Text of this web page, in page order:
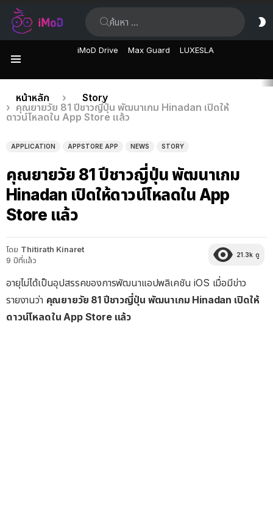
iMoD Drive Max Guard LUXESLA
เรื่อง
ล่าสุด
คุณอยู่ที่นี่:
หน้าหลัก
Story
คุณยายวัย 81 ปีชาวญี่ปุ่น พัฒนาเกม Hinadan เปิดให้
ดาวน์โหลดใน App Store แล้ว
APPLICATION APPSTORE APP NEWS STORY
คุณยายวัย 81 ปีชาวญี่ปุ่น พัฒนาเกม
Hinadan เปิดให้ดาวน์โหลดใน App
Store แล้ว
โดย Thitirath Kinaret
9 ปีที่แล้ว
21.3k ดู
อายุไม่ได้เป็นอุปสรรคของการพัฒนาแอปพลิเคชัน iOS เมื่อมีข่าว
รายงานว่า คุณยายวัย 81 ปีชาวญี่ปุ่น พัฒนาเกม Hinadan เปิดให้
ดาวน์โหลดใน App Store แล้ว